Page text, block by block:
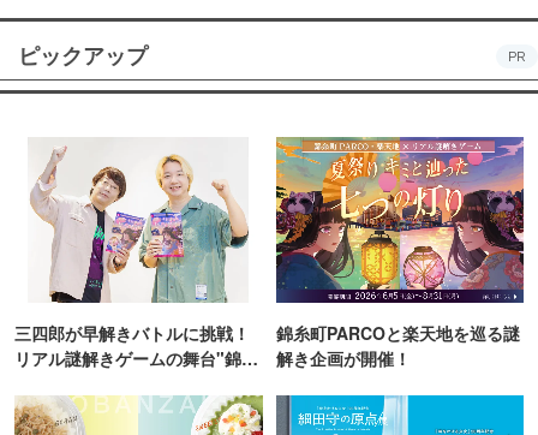
ピックアップ PR
三四郎が早解きバトルに挑戦！
リアル謎解きゲームの舞台"錦糸
錦糸町PARCOと楽天地を巡る謎
解き企画が開催！